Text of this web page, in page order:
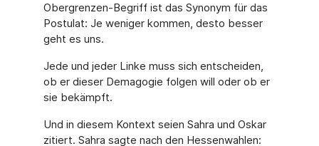
Obergrenzen-Begriff ist das Synonym für das
Postulat: Je weniger kommen, desto besser
geht es uns.
Jede und jeder Linke muss sich entscheiden,
ob er dieser Demagogie folgen will oder ob er
sie bekämpft.
Und in diesem Kontext seien Sahra und Oskar
zitiert. Sahra sagte nach den Hessenwahlen: